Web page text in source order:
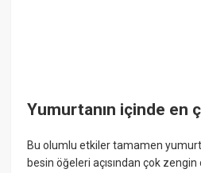
Yumurtanın içinde en
Bu olumlu etkiler tamamen
besin öğeleri açısından çok zengin